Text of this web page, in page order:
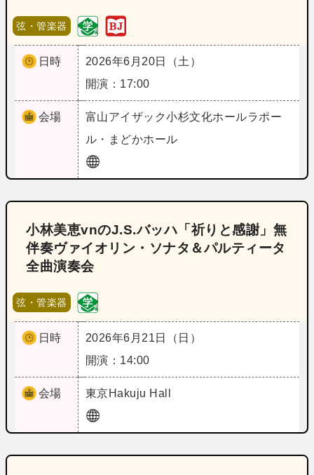
弦・管楽器
日時
2026年6月20日（土）
開演：17:00
会場 富山アイザック小杉文化ホールラポー
ル・まどかホール
小林美恵vnのJ.S.バッハ「祈りと感謝」無
伴奏ヴァイオリン・ソナタ＆パルティータ
全曲演奏会
弦・管楽器
日時
2026年6月21日（日）
開演：14:00
会場 東京Hakuju Hall